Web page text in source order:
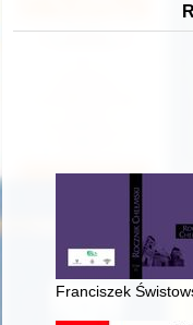
Franciszek